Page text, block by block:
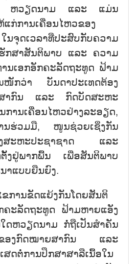
ງ ຫວຽດນາມ ແລະ ແມ່ນ
ກ່ການເຄື່ອນໄຫວຂອງ
ນຈຸດເວລາທີ່ປະສົບກັບຄວາມ
ກສາສັນຕິພາບ ແລະ ຄວາມ
ນເອກອັກຄະລັດຖະທູດ ຟ້າມ
ກວ່າ ບັນດາປະເທດຕ້ອງ
ສາກົນ ແລະ ກົດບັດສະຫະ
ານເຄື່ອນໄຫວຢ່າງລະອຽດ,
ນຮ່ວມມື, ໜູນຊ່ວຍເຊິ່ງກັນ
ງສະຫະປະຊາຊາດ ແລະ
ຕັ້ງຢູ່ພາກພື້ນ ເພື່ອສັນຕິພາບ
າແບບຍືນຍົງ.
ການຂັດແຍ້ງກັນໂດຍສັນຕິ
ຄະລັດຖະທູດ ຟ້າມຫາຍແອັງ
ດຫວຽດນາມ ກໍ່ຖືເປັນສຳຄັນ
ຂອງກົດໝາຍສາກົນ ແລະ
ສດຕໍ່ການປຶກສາສາລືເນື້ອໃນ